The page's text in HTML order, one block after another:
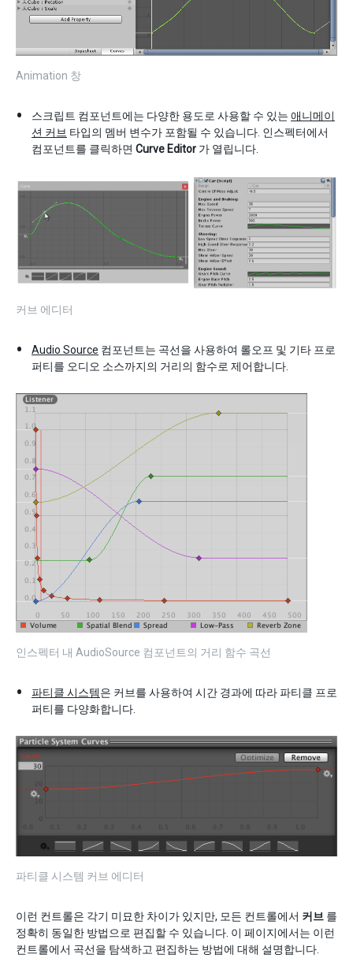
Animation 창
스크립트 컴포넌트에는 다양한 용도로 사용할 수 있는 애니메이
션 커브 타입의 멤버 변수가 포함될 수 있습니다. 인스펙터에서
컴포넌트를 클릭하면 Curve Editor 가 열립니다.
커브 에디터
Audio Source 컴포넌트는 곡선을 사용하여 롤오프 및 기타 프로
퍼티를 오디오 소스까지의 거리의 함수로 제어합니다.
인스펙터 내 AudioSource 컴포넌트의 거리 함수 곡선
파티클 시스템은 커브를 사용하여 시간 경과에 따라 파티클 프로
퍼티를 다양화합니다.
파티클 시스템 커브 에디터
이런 컨트롤은 각기 미묘한 차이가 있지만, 모든 컨트롤에서 커브 를
정확히 동일한 방법으로 편집할 수 있습니다. 이 페이지에서는 이런
컨트롤에서 곡선을 탐색하고 편집하는 방법에 대해 설명합니다.